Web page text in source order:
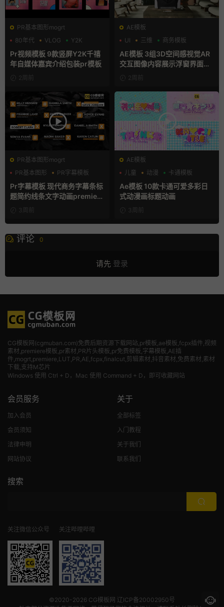
PR基本图形mogrt
80年代
VLOG Y2K
Pr视频模板 9款竖屏Y2K千禧
年自媒体嘉宾介绍包装pr模板
2周前
AE模板
UI
三维 商务模板
AE模板 3组3D空间感视觉AR
交互图像内容展示浮窗界面动
2周前
PR基本图形mogrt
PR基本图形
PR字幕模板
商务模板
Pr字幕模板 现代商务字幕条标
题简约线条文字动画premiere
模板3周前
AE模板
儿童
动漫 卡通模板
Ae模板 10款卡通可爱多彩日
式动漫画标题动画
3周前
评论 0
请先 登录
CG模板网(cgmuban.com)免费后期资源下载网站,pr模板,ae模板,fcpx插件,视频
素材 ,premiere模板,pr素材,PR片头模板,pr免费模板,字幕模板,AE插
件,mogrt,premiere,LUT,PR,AE,fcpx,finalcut,剪辑素材,抖音素材,免费素材,素材
下载,支持M芯片
Windows 使用 Ctrl + D，Mac 使用 Command + D，即可收藏网站
会员服务
加入会员
会员须知
法律申明
网站协议
关于
全部标签
入门教程
关于我们
联系我们
搜索
关注微信公众号 关注哔哩哔哩
©2020-2026 CG模板网 辽ICP备20002950号